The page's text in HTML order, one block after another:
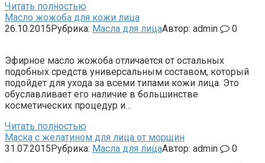
Читать полностью
Масло жожоба для кожи лица
26.10.2015Рубрика: Масла для лицаАвтор: admin 0
Эфирное масло жожоба отличается от остальных
подобных средств универсальным составом, который
подойдет для ухода за всеми типами кожи лица. Это
обуславливает его наличие в большинстве
косметических процедур и…
Читать полностью
Маска с желатином для лица от морщин
31.07.2015Рубрика: Масла для лицаАвтор: admin
0